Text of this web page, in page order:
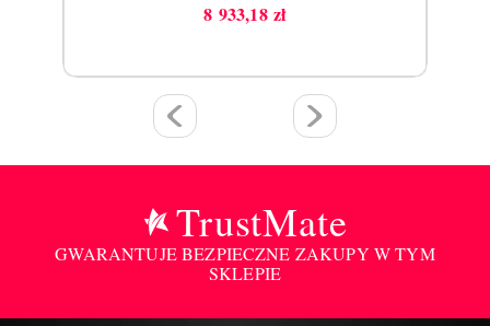
Cena
8 933,18 zł
TrustMate
GWARANTUJE BEZPIECZNE ZAKUPY W TYM
SKLEPIE